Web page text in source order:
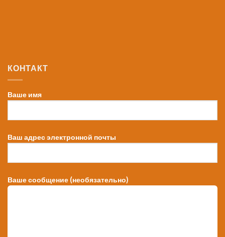
КОНТАКТ
Ваше имя
Ваш адрес электронной почты
Ваше сообщение (необязательно)